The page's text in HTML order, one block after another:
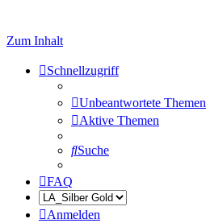
Zum Inhalt
Schnellzugriff
Unbeantwortete Themen
Aktive Themen
Suche
FAQ
Anmelden